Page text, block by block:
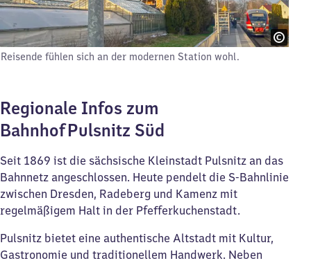
Reisende fühlen sich an der modernen Station wohl.
Regionale Infos zum
Bahnhof Pulsnitz Süd
Seit 1869 ist die sächsische Kleinstadt Pulsnitz an das
Bahnnetz angeschlossen. Heute pendelt die S-Bahnlinie
zwischen Dresden, Radeberg und Kamenz mit
regelmäßigem Halt in der Pfefferkuchenstadt.
Pulsnitz bietet eine authentische Altstadt mit Kultur,
Gastronomie und traditionellem Handwerk. Neben